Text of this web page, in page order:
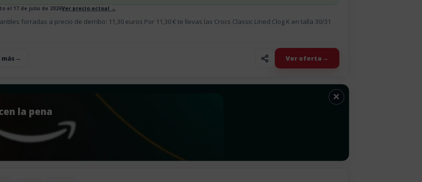
el 17 de julio de 2026Ver precio actual →
forradas a precio de derribo: 11,30 euros Por 11,30 € te llevas las Crocs Classic Lined Clog K en talla 30/31
más Ver oferta
×
la pena